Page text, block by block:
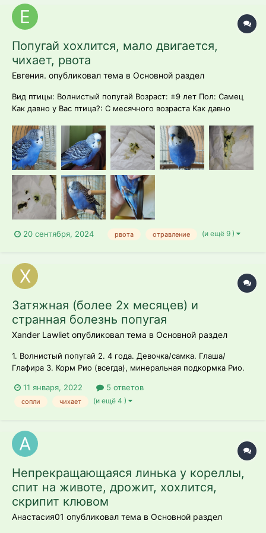
Попугай хохлится, мало двигается,
чихает, рвота
Евгения. опубликовал тема в Основной раздел
Вид птицы: Волнистый попугай Возраст: ±9 лет Пол: Самец
Как давно у Вас птица?: С месячного возраста Как давно
появилась рвота, плохой помет) Если уже лечили, то чем -
подробно: самостоятельно не лечили Делали ли ана...
20 сентября, 2024 рвота отравление (и ещё 9 )
Затяжная (более 2х месяцев) и
странная болезнь попугая
Xander Lawliet опубликовал тема в Основной раздел
1. Волнистый попугай 2. 4 года. Девочка/самка. Глаша/
Глафира 3. Корм Рио (всегда), минеральная подкормка Рио.
Радостин. Овощи (морковь, перец болгарский, реже огурец),
фрукты (яблоки), веточный корм со своего участка (яблоня,
11 января, 2022 5 ответов
сопли чихает (и ещё 4 )
Непрекращающаяся линька у кореллы,
спит на животе, дрожит, хохлится,
скрипит клювом
Анастасия01 опубликовал тема в Основной раздел